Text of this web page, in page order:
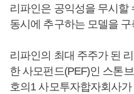
리파인은 공익성을 무시할
동시에 추구하는 모델을
리파인의 최대 주주가 된
한 사모펀드(PEF)인 스톤
호의1 사모투자합자회사